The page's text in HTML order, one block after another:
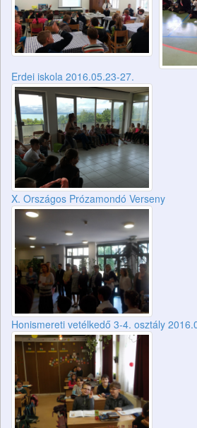
Erdei iskola 2016.05.23-27.
X. Országos Prózamondó Verseny
Honismereti vetélkedő 3-4. osztály